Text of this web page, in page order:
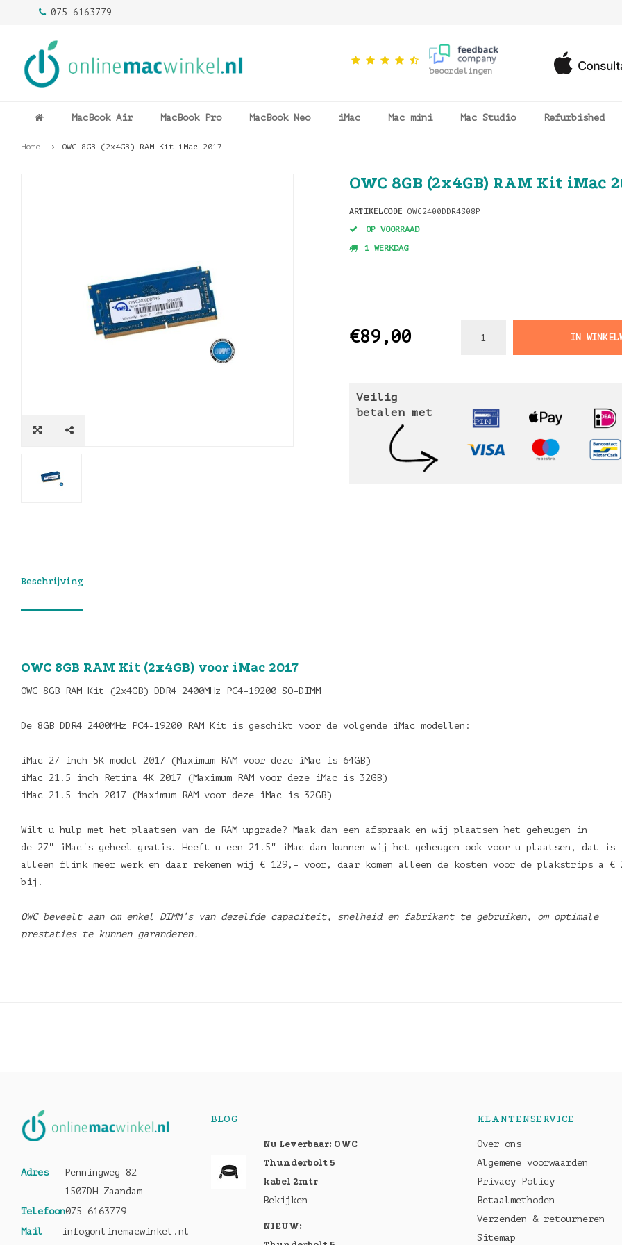
075-6163779
beoordelingen
MacBook Air MacBook Pro MacBook Neo iMac Mac mini Mac Studio Refurbished
Home OWC 8GB (2x4GB) RAM Kit iMac 2017
OWC 8GB (2x4GB) RAM Kit iMac
ARTIKELCODE OWC2400DDR4S08P
OP VOORRAAD
1 WERKDAG
€89,00 IN
Veilig
betalen met
Beschrijving
OWC 8GB RAM Kit (2x4GB) voor iMac 2017
OWC 8GB RAM Kit (2x4GB) DDR4 2400MHz PC4-19200 SO-DIMM
De 8GB DDR4 2400MHz PC4-19200 RAM Kit is geschikt voor de volgende iMac modellen:
iMac 27 inch 5K model 2017 (Maximum RAM voor deze iMac is 64GB)
iMac 21.5 inch Retina 4K 2017 (Maximum RAM voor deze iMac is 32GB)
iMac 21.5 inch 2017 (Maximum RAM voor deze iMac is 32GB)
Wilt u hulp met het plaatsen van de RAM upgrade? Maak dan een afspraak en wij plaatsen het geheugen in
de 27" iMac's geheel gratis. Heeft u een 21.5" iMac dan kunnen wij het geheugen ook voor u plaatsen, dat is
alleen flink meer werk en daar rekenen wij € 129,- voor, daar komen alleen de kosten voor de plakstrips a €
bij.
OWC beveelt aan om enkel DIMM’s van dezelfde capaciteit, snelheid en fabrikant te gebruiken, om optimale
prestaties te kunnen garanderen.
Adres
Penningweg 82
1507DH Zaandam
Telefoon075-6163779
Mail
info@onlinemacwinkel.nl
BLOG
Nu Leverbaar: OWC
Thunderbolt 5
kabel 2mtr
Bekijken
NIEUW:
KLANTENSERVICE
Over ons
Algemene voorwaarden
Privacy Policy
Betaalmethoden
Verzenden & retourneren
Sitemap